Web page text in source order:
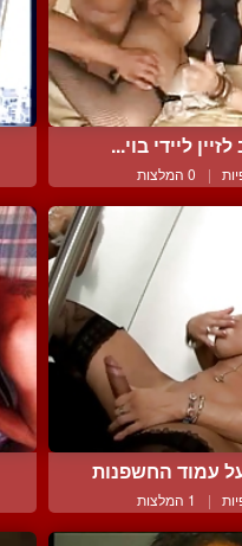
ליידי בוי...
| 0 המלצות
עמוד החשפנות
| 1 המלצות